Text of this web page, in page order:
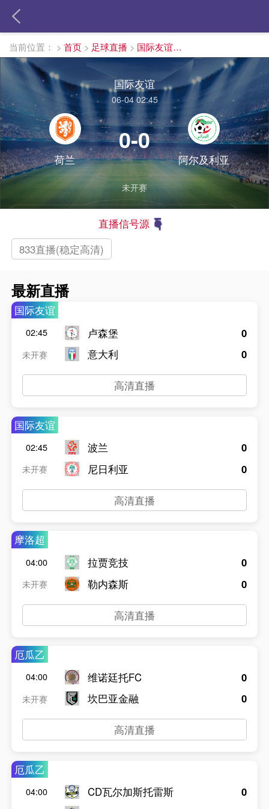
当前位置： > 首页 > 足球直播 > 国际友谊直播
国际友谊
06-04 02:45
荷兰
0-0
阿尔及利亚
未开赛
直播信号源
833直播(稳定高清)
最新直播
国际友谊
02:45
未开赛
卢森堡
意大利
0
0
高清直播
国际友谊
02:45
未开赛
波兰
尼日利亚
0
0
高清直播
摩洛超
04:00
未开赛
拉贾竞技
勒内森斯
0
0
高清直播
厄瓜乙
04:00
未开赛
维诺廷托FC
坎巴亚金融
0
0
高清直播
厄瓜乙
04:00
CD瓦尔加斯托雷斯
0